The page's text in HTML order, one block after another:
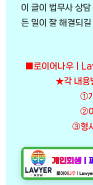
이 글이 법무사 상
든 일이 잘 해결되
■로이어나우ㅣ
★각 내용
①
②
③형